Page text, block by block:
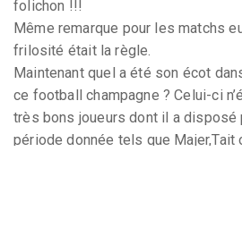
folichon !!!
Même remarque pour les matchs
frilosité était la règle.
Maintenant quel a été son écot
ce football champagne ? Celui-ci
très bons joueurs dont il a disposé
période donnée tels que Majer,Tait